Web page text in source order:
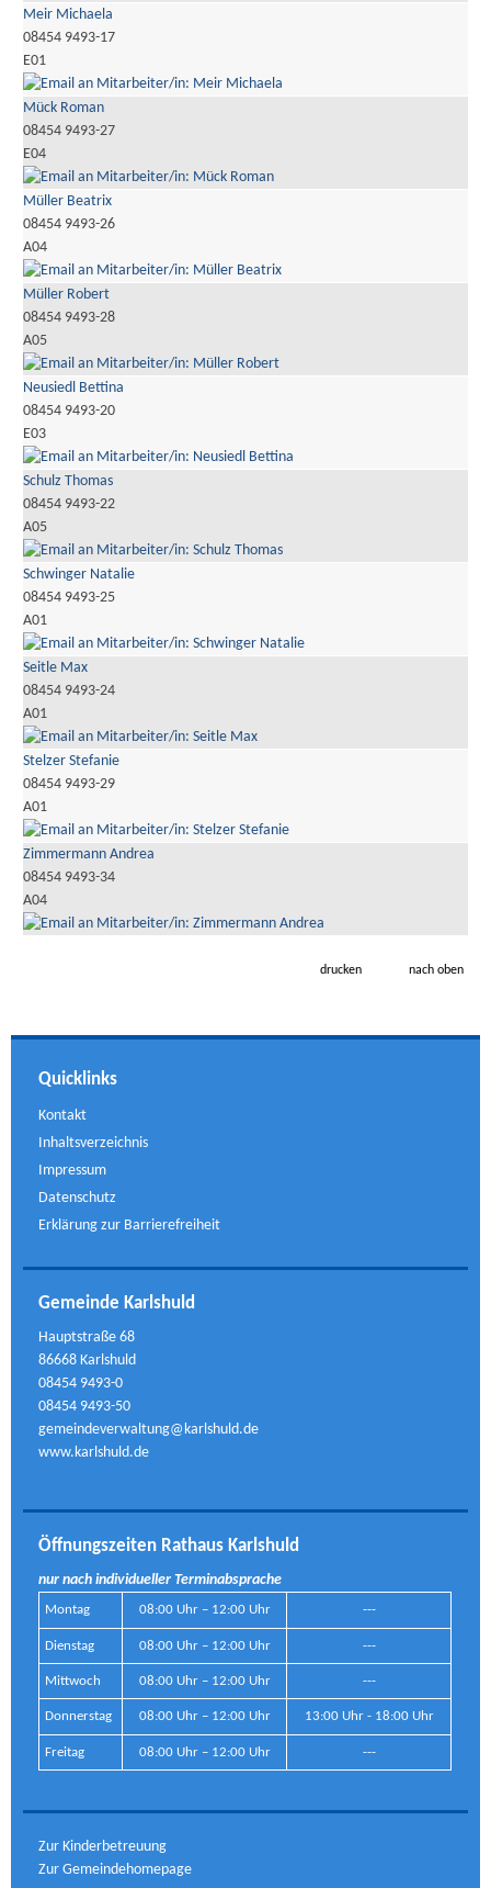
Meir Michaela
08454 9493-17
E01
Mück Roman
08454 9493-27
E04
Müller Beatrix
08454 9493-26
A04
Müller Robert
08454 9493-28
A05
Neusiedl Bettina
08454 9493-20
E03
Schulz Thomas
08454 9493-22
A05
Schwinger Natalie
08454 9493-25
A01
Seitle Max
08454 9493-24
A01
Stelzer Stefanie
08454 9493-29
A01
Zimmermann Andrea
08454 9493-34
A04
drucken nach oben
Quicklinks
Kontakt
Inhaltsverzeichnis
Impressum
Datenschutz
Erklärung zur Barrierefreiheit
Gemeinde Karlshuld
Hauptstraße 68
86668 Karlshuld
08454 9493-0
08454 9493-50
gemeindeverwaltung@karlshuld.de
www.karlshuld.de
Öffnungszeiten Rathaus Karlshuld
nur nach individueller Terminabsprache
Montag 08:00 Uhr – 12:00 Uhr ---
Dienstag 08:00 Uhr – 12:00 Uhr ---
Mittwoch 08:00 Uhr – 12:00 Uhr ---
Donnerstag 08:00 Uhr – 12:00 Uhr 13:00 Uhr - 18:00 Uhr
Freitag 08:00 Uhr – 12:00 Uhr ---
Zur Kinderbetreuung
Zur Gemeindehomepage